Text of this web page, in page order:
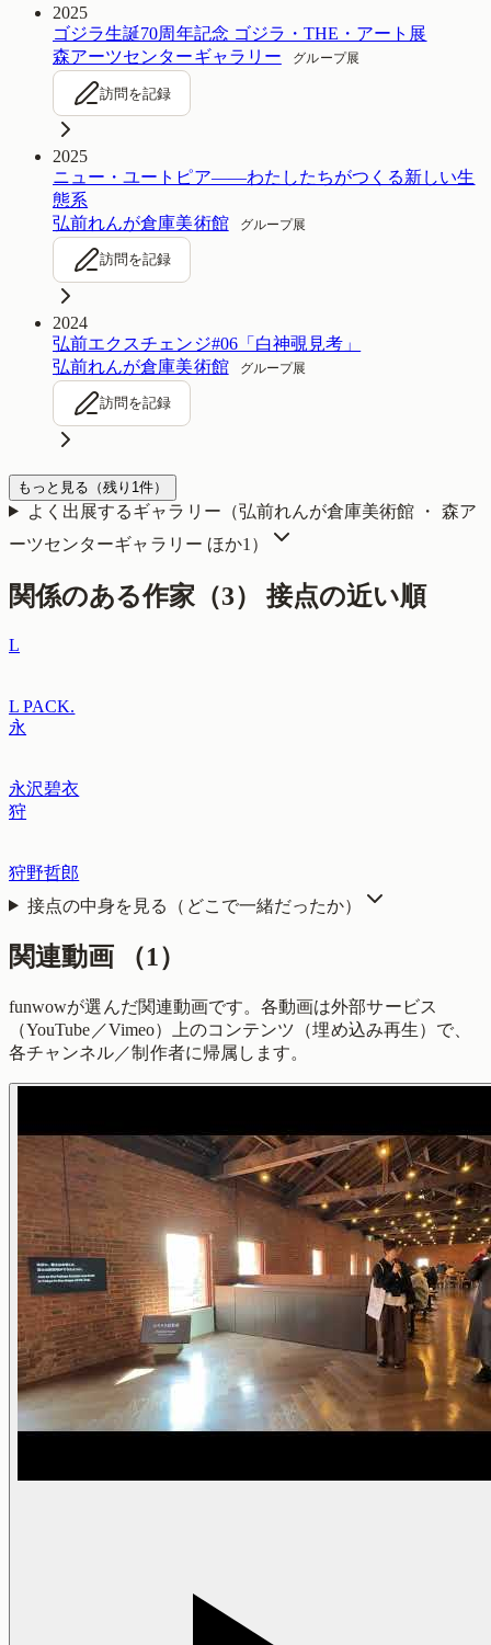
2025
ゴジラ生誕70周年記念 ゴジラ・THE・アート展
森アーツセンターギャラリー
グループ展
訪問を記録
2025
ニュー・ユートピア――わたしたちがつくる新しい生
態系
弘前れんが倉庫美術館
グループ展
訪問を記録
2024
弘前エクスチェンジ#06「白神覗見考」
弘前れんが倉庫美術館
グループ展
訪問を記録
もっと見る （残り 1件）
よく出展するギャラリー（弘前れんが倉庫美術館 ・ 森ア
ーツセンターギャラリー ほか1 ）
関係のある作家（3） 接点の近い順
L
L PACK.
永
永沢碧衣
狩
狩野哲郎
接点の中身を見る（どこで一緒だったか）
関連動画 （1）
funwowが選んだ関連動画です。各動画は外部サービス
（YouTube／Vimeo）上のコンテンツ（埋め込み再生）で、
各チャンネル／制作者に帰属します。